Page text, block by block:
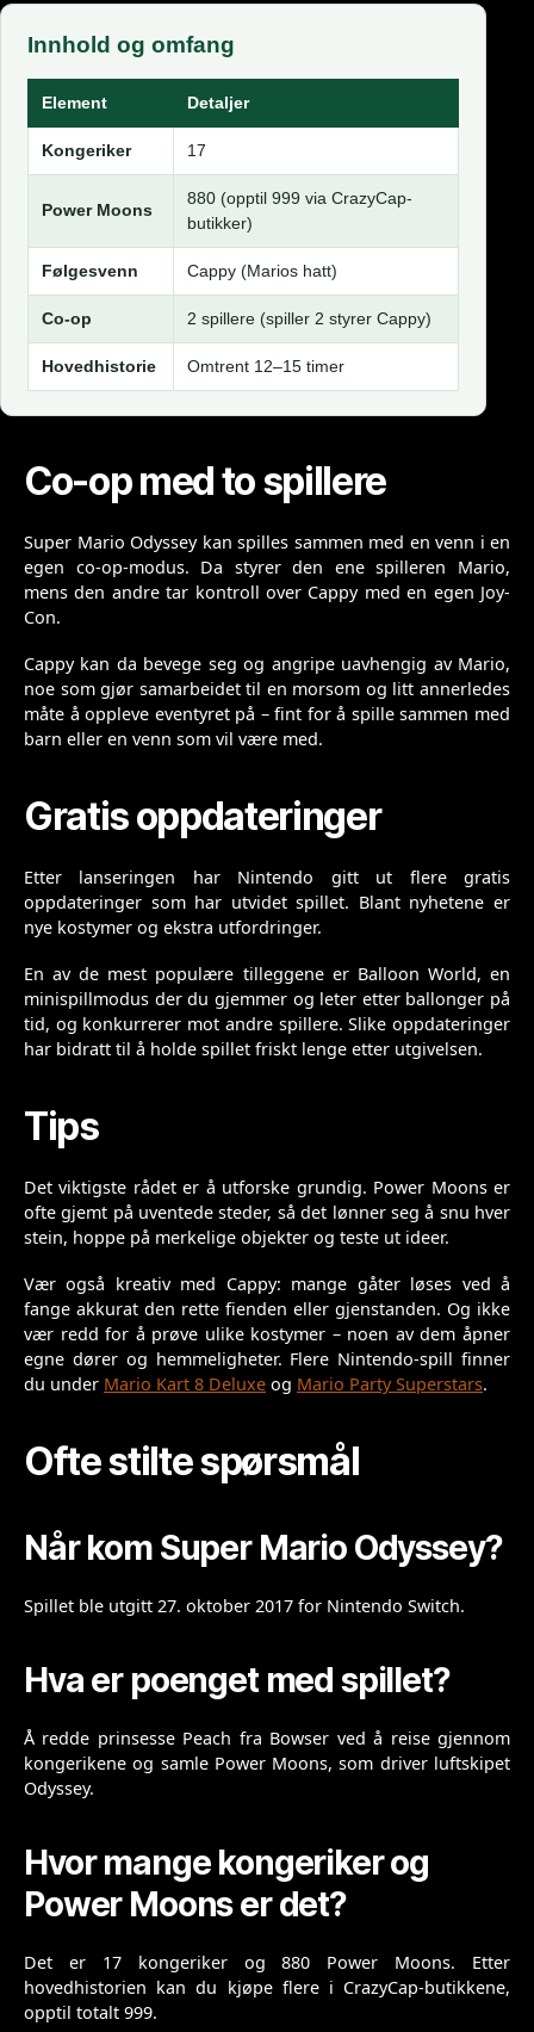
Innhold og omfang
Element Detaljer
Kongeriker 17
Power Moons
880 (opptil 999 via CrazyCap-
butikker)
Følgesvenn Cappy (Marios hatt)
Co-op 2 spillere (spiller 2 styrer Cappy)
Hovedhistorie Omtrent 12–15 timer
Co-op med to spillere
Super Mario Odyssey kan spilles sammen med en venn i en
egen co-op-modus. Da styrer den ene spilleren Mario,
mens den andre tar kontroll over Cappy med en egen Joy-
Con.
Cappy kan da bevege seg og angripe uavhengig av Mario,
noe som gjør samarbeidet til en morsom og litt annerledes
måte å oppleve eventyret på – fint for å spille sammen med
barn eller en venn som vil være med.
Gratis oppdateringer
Etter lanseringen har Nintendo gitt ut flere gratis
oppdateringer som har utvidet spillet. Blant nyhetene er
nye kostymer og ekstra utfordringer.
En av de mest populære tilleggene er Balloon World, en
minispillmodus der du gjemmer og leter etter ballonger på
tid, og konkurrerer mot andre spillere. Slike oppdateringer
har bidratt til å holde spillet friskt lenge etter utgivelsen.
Tips
Det viktigste rådet er å utforske grundig. Power Moons er
ofte gjemt på uventede steder, så det lønner seg å snu hver
stein, hoppe på merkelige objekter og teste ut ideer.
Vær også kreativ med Cappy: mange gåter løses ved å
fange akkurat den rette fienden eller gjenstanden. Og ikke
vær redd for å prøve ulike kostymer – noen av dem åpner
egne dører og hemmeligheter. Flere Nintendo-spill finner
du under Mario Kart 8 Deluxe og Mario Party Superstars.
Ofte stilte spørsmål
Når kom Super Mario Odyssey?
Spillet ble utgitt 27. oktober 2017 for Nintendo Switch.
Hva er poenget med spillet?
Å redde prinsesse Peach fra Bowser ved å reise gjennom
kongerikene og samle Power Moons, som driver luftskipet
Odyssey.
Hvor mange kongeriker og
Power Moons er det?
Det er 17 kongeriker og 880 Power Moons. Etter
hovedhistorien kan du kjøpe flere i CrazyCap-butikkene,
opptil totalt 999.